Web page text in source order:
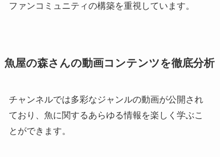
ファンコミュニティの構築を重視しています。
魚屋の森さんの動画コンテンツを徹底分析
チャンネルでは多彩なジャンルの動画が公開され
ており、魚に関するあらゆる情報を楽しく学ぶこ
とができます。